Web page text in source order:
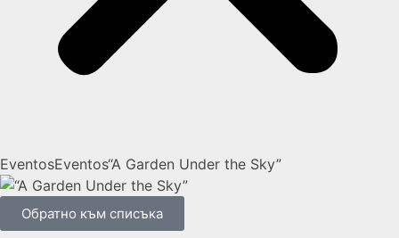
EventosEventos“A Garden Under the Sky”
Обратно към списъка